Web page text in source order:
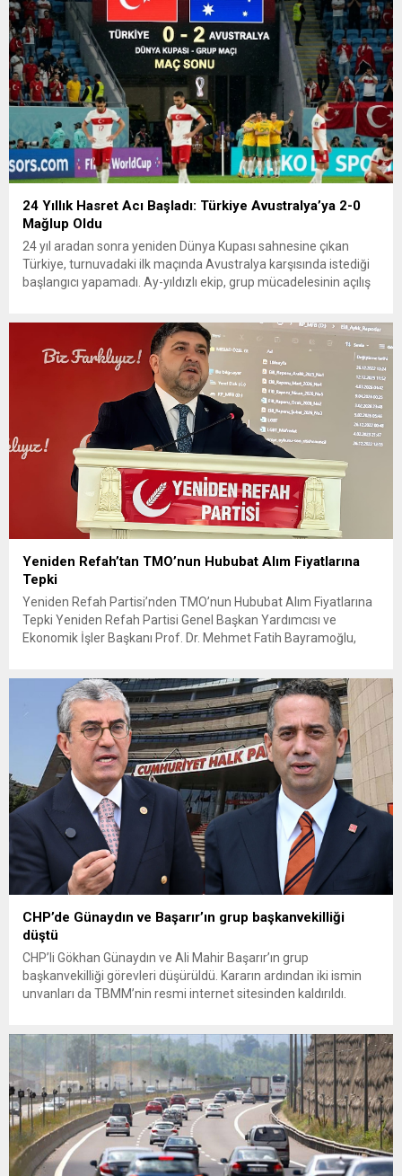
24 Yıllık Hasret Acı Başladı: Türkiye Avustralya’ya 2-0
Mağlup Oldu
24 yıl aradan sonra yeniden Dünya Kupası sahnesine çıkan
Türkiye, turnuvadaki ilk maçında Avustralya karşısında istediği
başlangıcı yapamadı. Ay-yıldızlı ekip, grup mücadelesinin açılış
itibaren iki takım da kontrollü bir oyun sergilerken, Avustralya
özellikle hızlı hücumlarla etkili olmaya...
Yeniden Refah’tan TMO’nun Hububat Alım Fiyatlarına
Tepki
Yeniden Refah Partisi’nden TMO’nun Hububat Alım Fiyatlarına
Tepki Yeniden Refah Partisi Genel Başkan Yardımcısı ve
Ekonomik İşler Başkanı Prof. Dr. Mehmet Fatih Bayramoğlu,
fiyatların çiftçinin artan maliyetlerini karşılamaktan uzak
olduğunu savunarak fiyatların yeniden değerlendirilmesi
çağrısında...
CHP’de Günaydın ve Başarır’ın grup başkanvekilliği
düştü
CHP’li Gökhan Günaydın ve Ali Mahir Başarır’ın grup
başkanvekilliği görevleri düşürüldü. Kararın ardından iki ismin
unvanları da TBMM’nin resmi internet sitesinden kaldırıldı.
çıkarma cezası uygulanmak üzere Yüksek Disiplin Kurulu’na
(YDK) sevk edilen ve partideki tüm görevlerinden...